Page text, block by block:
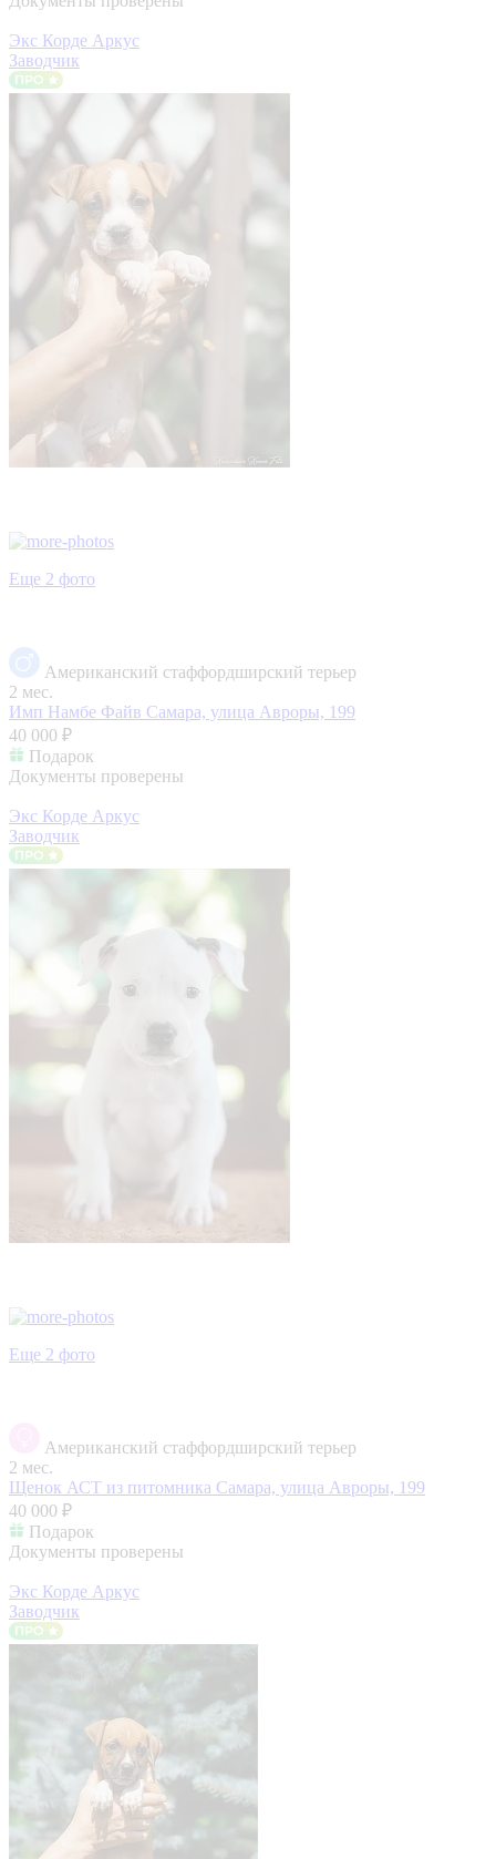
Экс Корде Аркус
Заводчик
Еще 2 фото
Американский стаффордширский терьер
2 мес.
Имп Намбе Файв Самара, улица Авроры, 199
40 000 ₽
Подарок
Документы проверены
Экс Корде Аркус
Заводчик
Еще 2 фото
Американский стаффордширский терьер
2 мес.
Щенок АСТ из питомника Самара, улица Авроры, 199
40 000 ₽
Подарок
Документы проверены
Экс Корде Аркус
Заводчик